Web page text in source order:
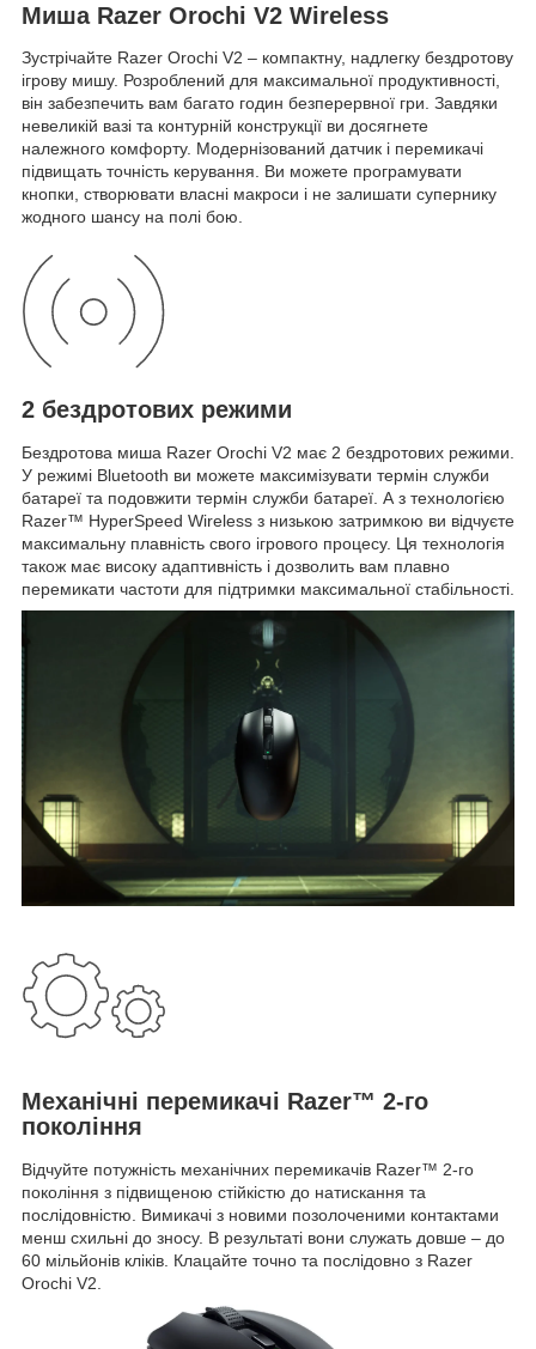
Миша Razer Orochi V2 Wireless
Зустрічайте Razer Orochi V2 – компактну, надлегку бездротову
ігрову мишу. Розроблений для максимальної продуктивності,
він забезпечить вам багато годин безперервної гри. Завдяки
невеликій вазі та контурній конструкції ви досягнете
належного комфорту. Модернізований датчик і перемикачі
підвищать точність керування. Ви можете програмувати
кнопки, створювати власні макроси і не залишати супернику
жодного шансу на полі бою.
2 бездротових режими
Бездротова миша Razer Orochi V2 має 2 бездротових режими.
У режимі Bluetooth ви можете максимізувати термін служби
батареї та подовжити термін служби батареї. А з технологією
Razer™ HyperSpeed ​​​​Wireless з низькою затримкою ви відчуєте
максимальну плавність свого ігрового процесу. Ця технологія
також має високу адаптивність і дозволить вам плавно
перемикати частоти для підтримки максимальної стабільності.
Механічні перемикачі Razer™ 2-го
покоління
Відчуйте потужність механічних перемикачів Razer™ 2-го
покоління з підвищеною стійкістю до натискання та
послідовністю. Вимикачі з новими позолоченими контактами
менш схильні до зносу. В результаті вони служать довше – до
60 мільйонів кліків. Клацайте точно та послідовно з Razer
Orochi V2.